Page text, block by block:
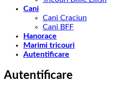
Cani
Cani Craciun
Cani BFF
Hanorace
Marimi tricouri
Autentificare
Autentificare